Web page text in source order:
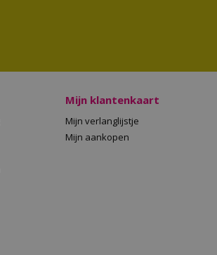
Mijn klantenkaart
Mijn verlanglijstje
Mijn aankopen